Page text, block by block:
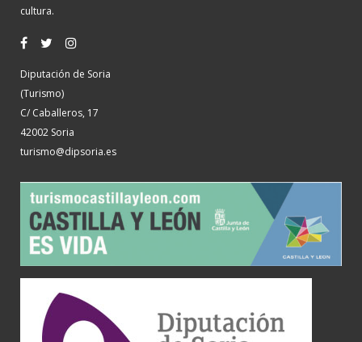
cultura.
Diputación de Soria
(Turismo)
C/ Caballeros, 17
42002 Soria
turismo@dipsoria.es